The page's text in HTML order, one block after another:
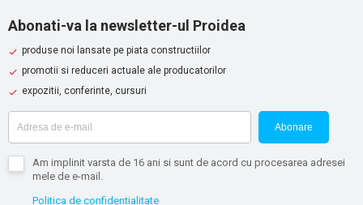
Abonati-va la newsletter-ul Proidea
produse noi lansate pe piata constructiilor
promotii si reduceri actuale ale producatorilor
expozitii, conferinte, cursuri
Abonare
Am implinit varsta de 16 ani si sunt de acord cu procesarea adresei
mele de e-mail.
Politica de confidentialitate